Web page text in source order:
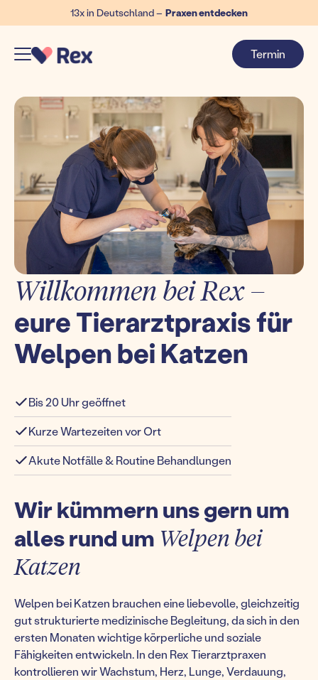
13x in Deutschland – Praxen entdecken
Termin
Willkommen bei Rex –
eure Tierarztpraxis für
Welpen bei Katzen
Bis 20 Uhr geöffnet
Kurze Wartezeiten vor Ort
Akute Notfälle & Routine Behandlungen
Wir kümmern uns gern um
alles rund um Welpen bei
Katzen
Welpen bei Katzen brauchen eine liebevolle, gleichzeitig
gut strukturierte medizinische Begleitung, da sich in den
ersten Monaten wichtige körperliche und soziale
Fähigkeiten entwickeln. In den Rex Tierarztpraxen
kontrollieren wir Wachstum, Herz, Lunge, Verdauung,